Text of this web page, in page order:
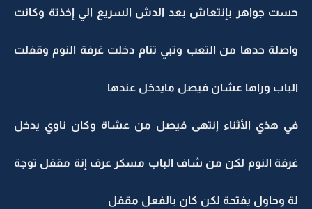
حست جواهر بإنتعاش بعد الدش السريع الي إخذتة وكانت
واصلة حدها من التعب وتبي تنام دخلت غرفة النوم وقفلت
الباب وراها عشان فيصل مايدخل عندها
في هذي الأثناء إنتهى فيصل من عشاة وكان ناوي يدخل
غرفة النوم لكن من شاف الباب مسكر عرف إنة مقفل توجة
لة وحاول يفتحة لكن كان بالفعل مقفل